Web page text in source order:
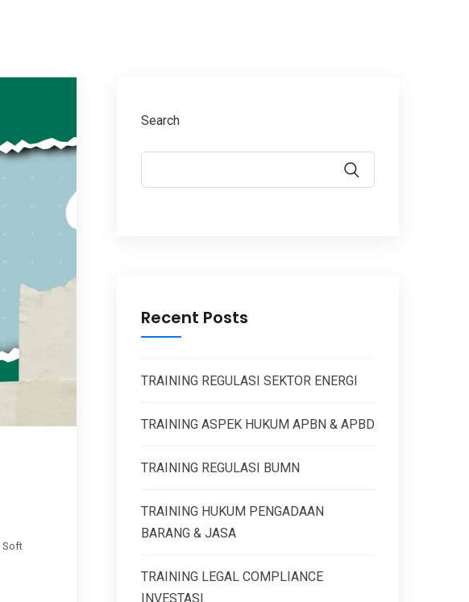
Soft
Search
Recent Posts
TRAINING REGULASI SEKTOR ENERGI
TRAINING ASPEK HUKUM APBN & APBD
TRAINING REGULASI BUMN
TRAINING HUKUM PENGADAAN
BARANG & JASA
TRAINING LEGAL COMPLIANCE
INVESTASI